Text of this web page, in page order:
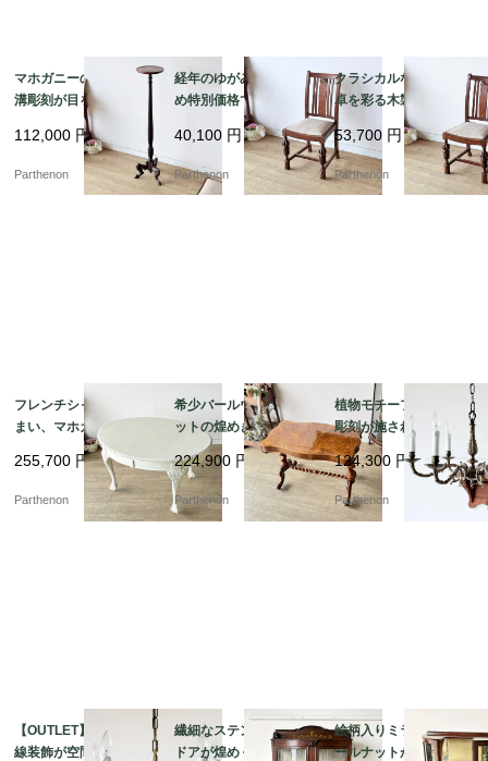
マホガニーの美しい縦
溝彫刻が目を惹く、空
間を優雅に彩るスリム
なフォルムの花台・ラ
ンプスタンド【fo15
112,000 円
Parthenon
経年のゆがみがあるた
め特別価格でのご案
内。バルボスレッグが
映えるオーク材ダイニ
ングチェア【ds57-2】
40,100 円
Parthenon
クラシカルな書斎や食
卓を彩る木製椅子。優
美なバルボスレッグが
目を引くオーク材ダイ
ニングチェア【ds57-
1】
53,700 円
Parthenon
フレンチシャビーな佇
まい、マホガニーのエ
クステンション・ダイ
ニングテーブル【t32
4】
255,700 円
Parthenon
希少バールウォールナ
ットの煌めき。美しい
波型天板とツイストレ
ッグのセンターテーブ
ル【t329】
224,900 円
Parthenon
植物モチーフの精密な
彫刻が施された気品溢
れる吊り下げ照明。優
美な曲線を描く真鍮製6
灯シャンデリア【sy44
5】
124,300 円
Parthenon
【OUTLET】優雅な曲
線装飾が空間を華やか
繊細なステンドグラス
ドアが煌めく、気品漂
絵柄入りミラーとウォ
ールナットが美しいア